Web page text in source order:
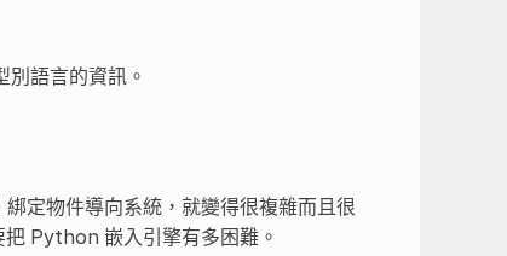
語言的資訊。
定物件導向系統，就變得很複雜而且很
Python 嵌入引擎有多困難。